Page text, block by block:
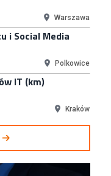
Warszawa
i Social Media
Polkowice
IT (km)
Kraków
(m/k)